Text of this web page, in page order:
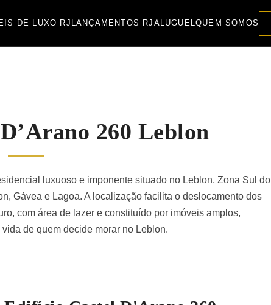
DE LUXO RJ LANÇAMENTOS RJ ALUGUELQUEM SOMOS
260 Leblon
luxuoso e imponente situado no Leblon, Zona Sul
Gávea e Lagoa. A localização facilita o deslocamento dos
com área de lazer e constituído por imóveis amplos,
de quem decide morar no Leblon.